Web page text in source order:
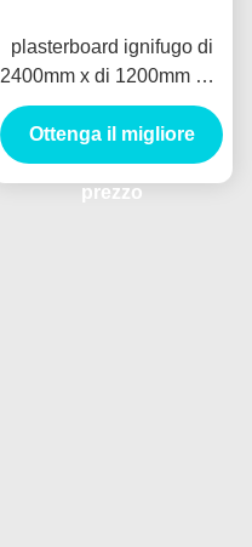
plasterboard ignifugo di
2400mm x di 1200mm per
l'edificio per uffici
Ottenga il migliore
prezzo